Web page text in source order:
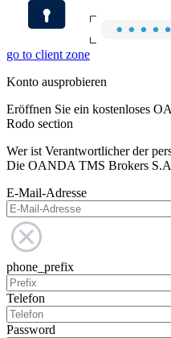
go to client zone
Konto ausprobieren
Eröffnen Sie ein kostenloses
Rodo section
Wer ist Verantwortlicher der
Die OANDA TMS Brokers
E-Mail-Adresse
phone_prefix
Telefon
Password